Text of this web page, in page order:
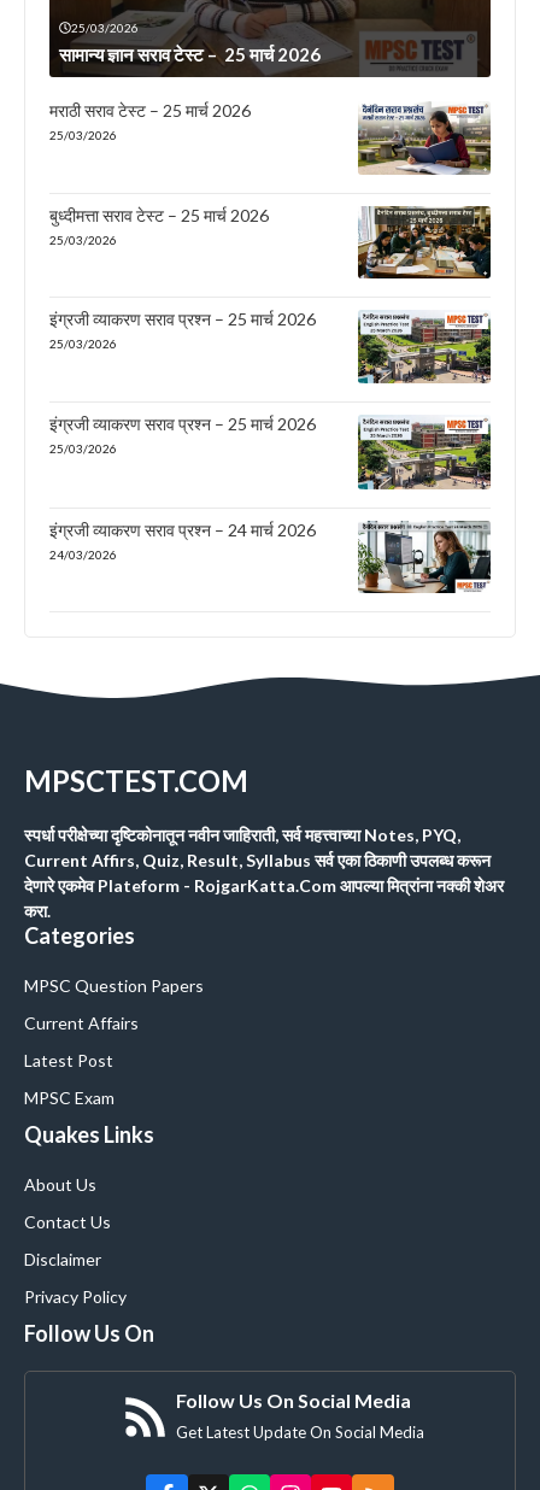
25/03/2026
सामान्य ज्ञान सराव टेस्ट – 25 मार्च 2026
मराठी सराव टेस्ट – 25 मार्च 2026
25/03/2026
बुध्दीमत्ता सराव टेस्ट – 25 मार्च 2026
25/03/2026
इंग्रजी व्याकरण सराव प्रश्न – 25 मार्च 2026
25/03/2026
इंग्रजी व्याकरण सराव प्रश्न – 25 मार्च 2026
25/03/2026
इंग्रजी व्याकरण सराव प्रश्न – 24 मार्च 2026
24/03/2026
MPSCTEST.COM
स्पर्धा परीक्षेच्या दृष्टिकोनातून नवीन जाहिराती, सर्व महत्त्वाच्या Notes, PYQ,
Current Affirs, Quiz, Result, Syllabus सर्व एका ठिकाणी उपलब्ध करून
देणारे एकमेव Plateform - RojgarKatta.Com आपल्या मित्रांना नक्की शेअर
करा.
Categories
MPSC Question Papers
Current Affairs
Latest Post
MPSC Exam
Quakes Links
About Us
Contact Us
Disclaimer
Privacy Policy
Follow Us On
Follow Us On Social Media
Get Latest Update On Social Media